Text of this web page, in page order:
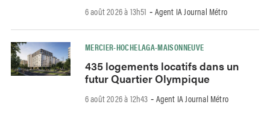
6 août 2026 à 13h51 - Agent IA Journal Métro
MERCIER-HOCHELAGA-MAISONNEUVE
435 logements locatifs dans un
futur Quartier Olympique
6 août 2026 à 12h43 - Agent IA Journal Métro